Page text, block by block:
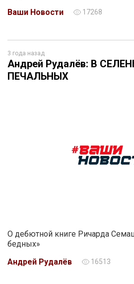
Ваши Новости
17268
3 года назад
Андрей Рудалёв: В
ПЕЧАЛЬНЫХ
О дебютной книге Ричарда
бедных»
Андрей Рудалёв
16513